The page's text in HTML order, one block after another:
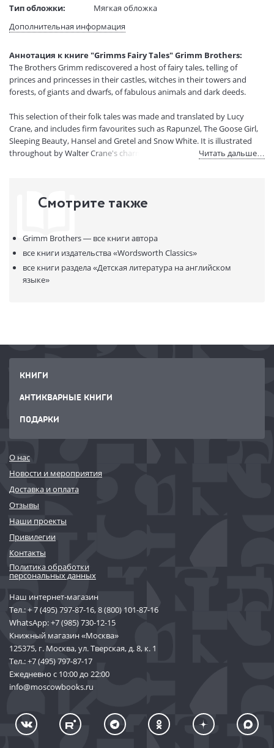
Тип обложки:
Мягкая обложка
Размеры в мм
(ДхШхВ):
198x127x15
Страниц:
272
Код товара:
50063754
Артикул:
11008689
В продаже с:
12.08.2022
Дополнительная информация
Аннотация к книге "Grimms Fairy Tales" Grimm Brothers:
The Brothers Grimm rediscovered a host of fairy tales, telling of
princes and princesses in their castles, witches in their towers and
forests, of giants and dwarfs, of fabulous animals and dark deeds.
This selection of their folk tales was made and translated by Lucy
Crane, and includes firm favourites such as Rapunzel, The Goose Girl,
Sleeping Beauty, Hansel and Gretel and Snow White. It is illustrated
throughout by Walter Crane's charming line drawings.
The Frog Prince
Cinderella
Little Red-cap (Little Red Riding Hood)
The Bremen Town Musicicians
Читать дальше…
Смотрите также
Grimm Brothers — все книги автора
все книги издательства«Wordsworth Classics»
все книги раздела«Детская литература на английском
языке»
КНИГИ
АНТИКВАРНЫЕ КНИГИ
ПОДАРКИ
О нас
Новости и мероприятия
Доставка и оплата
Отзывы
Наши проекты
Привилегии
Контакты
Политика обработки
персональных данных
Наш интернет-магазин
Тел.:+ 7 (495) 797-87-16,8 (800) 101-87-16
WhatsApp:+7 (985) 730-12-15
Книжный магазин «Москва»
125375, г. Москва, ул. Тверская, д. 8, к. 1
Тел.:+7 (495) 797-87-17
Ежедневно с 10:00 до 22:00
info@moscowbooks.ru